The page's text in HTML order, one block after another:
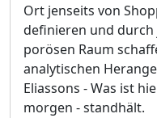
Ort jenseits von
definieren und
porösen Raum
analytischen
Eliassons - Was ist
morgen - standhält.